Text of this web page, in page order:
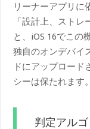
リーナーアプリに
「設計上、スト
と、iOS 16でこの
独自のオンデバイ
ドにアップロー
シーは保たれます。
判定アル